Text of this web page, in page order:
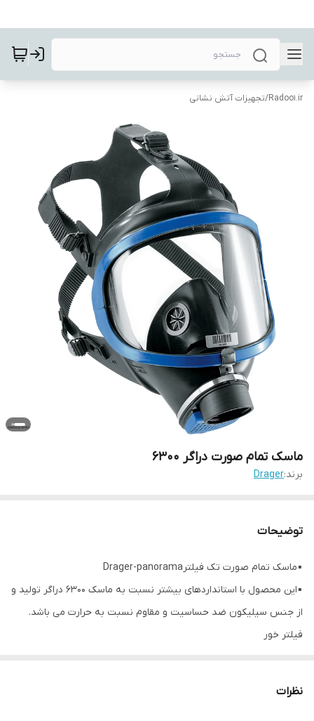
Radoo1.ir
/تجهیزات آتش نشانی
ماسک تمام صورت دراگر 6300
برند:Drager
توضیحات
▪️ماسک تمام صورت تک فیلترDrager-panorama
▪️این محصول با استانداردهای بیشتر نسبت به ماسک ۶۳۰۰ دراگر تولید و
از جنس سیلیکون ضد حساسیت و مقاوم نسبت به حرارت می باشد.
فیلتر خور
▪️مورد استفاده ازمایشگاه ها ،شرکت های صنعتی و شیمیایی ،نفتی،آتش
نظرات